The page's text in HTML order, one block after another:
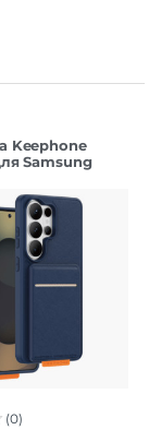
Keephone
Samsung
(0)